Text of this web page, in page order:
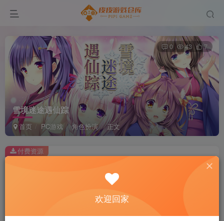
雪境迷途遇仙踪
首页 PC游戏 角色扮演 正文
0 43 7
此内容为付费资源，请付费后查看
2积分
黄金会员免费 超级会员免费
付费资源
欢迎回家